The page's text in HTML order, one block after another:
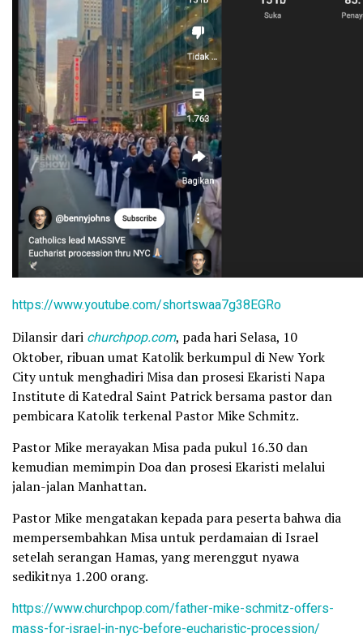
https://www.youtube.com/shortswaa7g38EGRo
Dilansir dari churchpop.com, pada hari Selasa, 10
Oktober, ribuan umat Katolik berkumpul di New York
City untuk menghadiri Misa dan prosesi Ekaristi Napa
Institute di Katedral Saint Patrick bersama pastor dan
pembicara Katolik terkenal Pastor Mike Schmitz.
Pastor Mike merayakan Misa pada pukul 16.30 dan
kemudian memimpin Doa dan prosesi Ekaristi melalui
jalan-jalan Manhattan.
Pastor Mike mengatakan kepada para peserta bahwa dia
mempersembahkan Misa untuk perdamaian di Israel
setelah serangan Hamas, yang merenggut nyawa
sedikitnya 1.200 orang.
https://www.churchpop.com/father-mike-schmitz-offers-
mass-for-israel-in-nyc-before-eucharistic-procession/